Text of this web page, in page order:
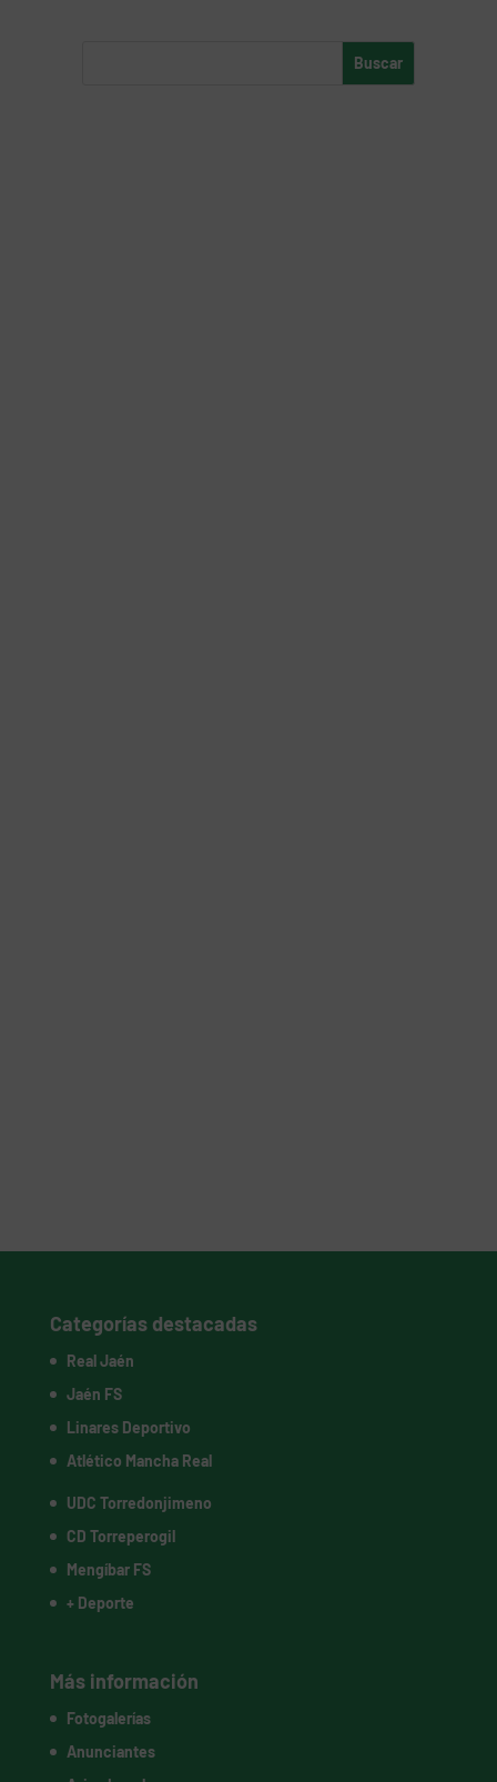
Categorías destacadas
Real Jaén
Jaén FS
Linares Deportivo
Atlético Mancha Real
UDC Torredonjimeno
CD Torreperogil
Mengíbar FS
+ Deporte
Más información
Fotogalerías
Anunciantes